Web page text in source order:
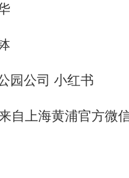
园公司 小红书
自上海黄浦官方微